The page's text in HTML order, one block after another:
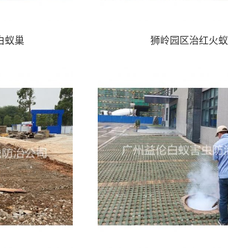
蚁巢 狮岭园区治红火蚁